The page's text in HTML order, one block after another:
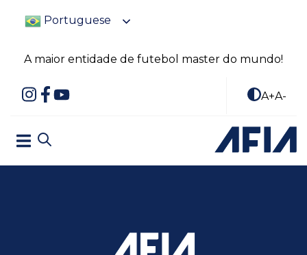
Portuguese
A maior entidade de futebol master do mundo!
A+A-